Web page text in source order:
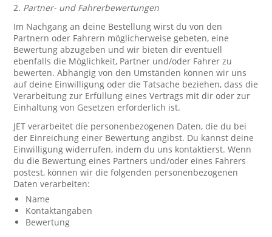
2. Partner- und Fahrerbewertungen
Im Nachgang an deine Bestellung wirst du von den
Partnern oder Fahrern möglicherweise gebeten, eine
Bewertung abzugeben und wir bieten dir eventuell
ebenfalls die Möglichkeit, Partner und/oder Fahrer zu
bewerten. Abhängig von den Umständen können wir uns
auf deine Einwilligung oder die Tatsache beziehen, dass die
Verarbeitung zur Erfüllung eines Vertrags mit dir oder zur
Einhaltung von Gesetzen erforderlich ist.
JET verarbeitet die personenbezogenen Daten, die du bei
der Einreichung einer Bewertung angibst. Du kannst deine
Einwilligung widerrufen, indem du uns kontaktierst. Wenn
du die Bewertung eines Partners und/oder eines Fahrers
postest, können wir die folgenden personenbezogenen
Daten verarbeiten:
Name
Kontaktangaben
Bewertung